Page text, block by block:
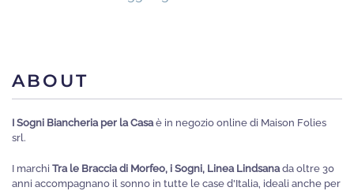
ABOUT
I Sogni Biancheria per la Casa è in negozio online di Maison Folies
srl.
I marchi Tra le Braccia di Morfeo, i Sogni, Linea Lindsana da oltre 30
anni accompagnano il sonno in tutte le case d'Italia, ideali anche per